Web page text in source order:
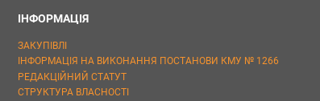
ІНФОРМАЦІЯ
ЗАКУПІВЛІ
ІНФОРМАЦІЯ НА ВИКОНАННЯ ПОСТАНОВИ КМУ № 1266
РЕДАКЦІЙНИЙ СТАТУТ
СТРУКТУРА ВЛАСНОСТІ